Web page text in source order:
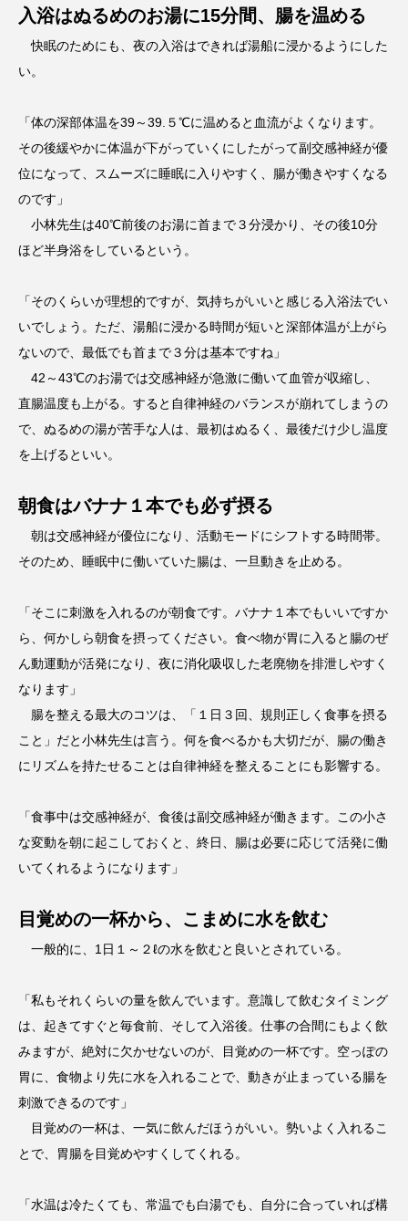
入浴はぬるめのお湯に15分間、腸を温める
快眠のためにも、夜の入浴はできれば湯船に浸かるようにした
い。
「体の深部体温を39～39.５℃に温めると血流がよくなります。
その後緩やかに体温が下がっていくにしたがって副交感神経が優
位になって、スムーズに睡眠に入りやすく、腸が働きやすくなる
のです」
小林先生は40℃前後のお湯に首まで３分浸かり、その後10分
ほど半身浴をしているという。
「そのくらいが理想的ですが、気持ちがいいと感じる入浴法でい
いでしょう。ただ、湯船に浸かる時間が短いと深部体温が上がら
ないので、最低でも首まで３分は基本ですね」
42～43℃のお湯では交感神経が急激に働いて血管が収縮し、
直腸温度も上がる。すると自律神経のバランスが崩れてしまうの
で、ぬるめの湯が苦手な人は、最初はぬるく、最後だけ少し温度
を上げるといい。
朝食はバナナ１本でも必ず摂る
朝は交感神経が優位になり、活動モードにシフトする時間帯。
そのため、睡眠中に働いていた腸は、一旦動きを止める。
「そこに刺激を入れるのが朝食です。バナナ１本でもいいですか
ら、何かしら朝食を摂ってください。食べ物が胃に入ると腸のぜ
ん動運動が活発になり、夜に消化吸収した老廃物を排泄しやすく
なります」
腸を整える最大のコツは、「１日３回、規則正しく食事を摂る
こと」だと小林先生は言う。何を食べるかも大切だが、腸の働き
にリズムを持たせることは自律神経を整えることにも影響する。
「食事中は交感神経が、食後は副交感神経が働きます。この小さ
な変動を朝に起こしておくと、終日、腸は必要に応じて活発に働
いてくれるようになります」
目覚めの一杯から、こまめに水を飲む
一般的に、1日１～２ℓの水を飲むと良いとされている。
「私もそれくらいの量を飲んでいます。意識して飲むタイミング
は、起きてすぐと毎食前、そして入浴後。仕事の合間にもよく飲
みますが、絶対に欠かせないのが、目覚めの一杯です。空っぽの
胃に、食物より先に水を入れることで、動きが止まっている腸を
刺激できるのです」
目覚めの一杯は、一気に飲んだほうがいい。勢いよく入れるこ
とで、胃腸を目覚めやすくしてくれる。
「水温は冷たくても、常温でも白湯でも、自分に合っていれば構